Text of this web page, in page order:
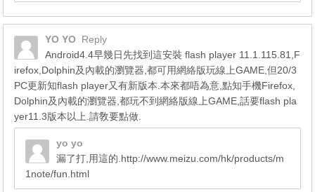
YO YO Reply
Android4.4早幾日先找到這安裝 flash player 11.1.115.81,F
irefox,Dolphin及內載的瀏覽器,都可用網絡版玩線上GAME,但20/3
PC更新知flash player又有新版本.本來都唔為意,點知手機Firefox,
Dolphin及內載的瀏覽器,都玩不到網絡版線上GAME,話要flash pla
yer11.3版本以上.請敎要點做.
yo yo
漏了打,用這的. http://www.meizu.com/hk/products/m
1note/fun.html